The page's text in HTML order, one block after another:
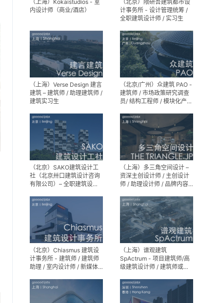
（上海）Kokaistudios - 室
内设计师（商业/酒店）
（北京）隈研吾建筑都市设
计事务所 - 设计管理统筹 /
全职建筑设计师 / 实习生
（上海）Verse Design 建言
建筑 – 建筑师 / 助理建筑师 /
建筑实习生
（北京/广州）众建筑 PAO -
建筑师 / 市场政策研究调查
员/ 结构工程师 / 模块化产品
师 / 机电工程师 / 实习生
（北京）SAKO建筑设计工
社（北京卅口建筑设计咨询
有限公司）– 全职建筑设计
（上海）多三角空间设计 –
资深主创设计师 / 主创设计
师 / 助理设计师 / 品牌内容
（北京）Chiasmus 建筑设
计事务所 - 建筑师 / 建筑师
助理 / 室内设计师 / 新媒体
（上海）谱观建筑
SpActrum - 项目建筑师/高
级建筑设计师 / 建筑师或助
媒体助理 / 实习生（建筑设
计/媒体，长期有效）